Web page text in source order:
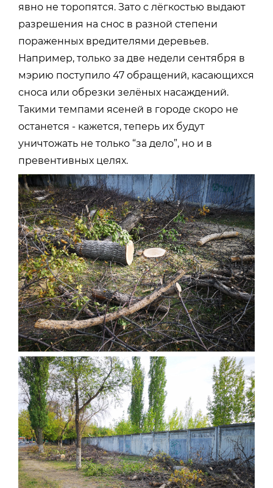
явно не торопятся. Зато с лёгкостью выдают
разрешения на снос в разной степени
пораженных вредителями деревьев.
Например, только за две недели сентября в
мэрию поступило 47 обращений, касающихся
сноса или обрезки зелёных насаждений.
Такими темпами ясеней в городе скоро не
останется - кажется, теперь их будут
уничтожать не только “за дело”, но и в
превентивных целях.